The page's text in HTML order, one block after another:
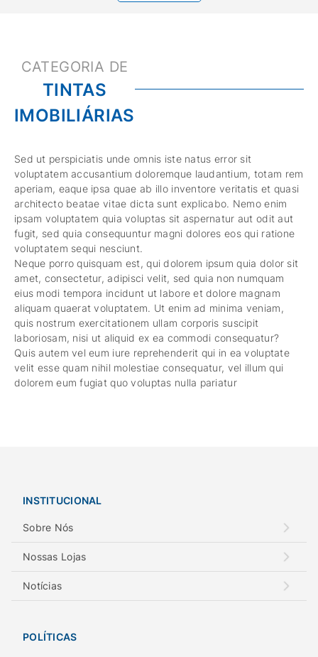
TINTAS
IMOBILIÁRIAS
Sed ut perspiciatis unde omnis iste natus error sit
voluptatem accusantium doloremque laudantium, totam rem
aperiam, eaque ipsa quae ab illo inventore veritatis et quasi
architecto beatae vitae dicta sunt explicabo. Nemo enim
ipsam voluptatem quia voluptas sit aspernatur aut odit aut
fugit, sed quia consequuntur magni dolores eos qui ratione
voluptatem sequi nesciunt.
Neque porro quisquam est, qui dolorem ipsum quia dolor sit
amet, consectetur, adipisci velit, sed quia non numquam
eius modi tempora incidunt ut labore et dolore magnam
aliquam quaerat voluptatem. Ut enim ad minima veniam,
quis nostrum exercitationem ullam corporis suscipit
laboriosam, nisi ut aliquid ex ea commodi consequatur?
Quis autem vel eum iure reprehenderit qui in ea voluptate
velit esse quam nihil molestiae consequatur, vel illum qui
dolorem eum fugiat quo voluptas nulla pariatur
INSTITUCIONAL
Sobre Nós
Nossas Lojas
Notícias
POLÍTICAS